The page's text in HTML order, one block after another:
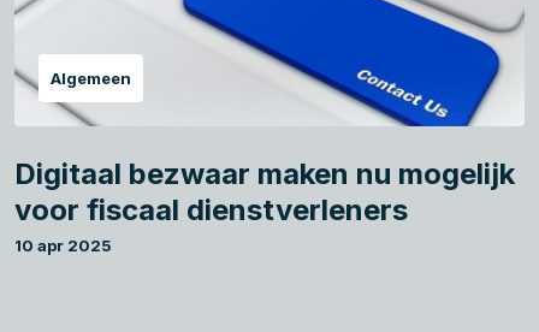
Algemeen
Digitaal bezwaar maken nu mogelijk
voor fiscaal dienstverleners
10 apr 2025